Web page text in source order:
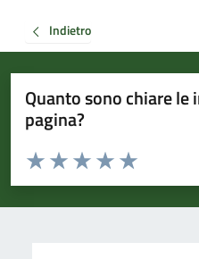
Indietro
Quanto sono chiare
pagina?
Valuta da 1 a 5 stelle la pagina
Valuta 5
Valuta 4 stelle
Valuta 3 stelle su 5
Valuta 2 stelle su 5
Valuta 1 stelle su 5